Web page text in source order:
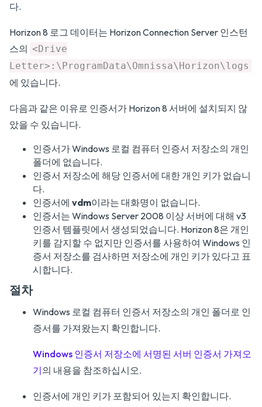
다.
Horizon 8 로그 데이터는 Horizon Connection Server 인스턴
스의 <Drive
Letter>:\ProgramData\Omnissa\Horizon\logs
에 있습니다.
다음과 같은 이유로 인증서가 Horizon 8 서버에 설치되지 않
았을 수 있습니다.
인증서가 Windows 로컬 컴퓨터 인증서 저장소의 개인
폴더에 없습니다.
인증서 저장소에 해당 인증서에 대한 개인 키가 없습니
다.
인증서에 vdm이라는 대화명이 없습니다.
인증서는 Windows Server 2008 이상 서버에 대해 v3
인증서 템플릿에서 생성되었습니다. Horizon 8은 개인
키를 감지할 수 없지만 인증서를 사용하여 Windows 인
증서 저장소를 검사하면 저장소에 개인 키가 있다고 표
시합니다.
절차
Windows 로컬 컴퓨터 인증서 저장소의 개인 폴더로 인
증서를 가져왔는지 확인합니다.
Windows 인증서 저장소에 서명된 서버 인증서 가져오
기의 내용을 참조하십시오.
인증서에 개인 키가 포함되어 있는지 확인합니다.